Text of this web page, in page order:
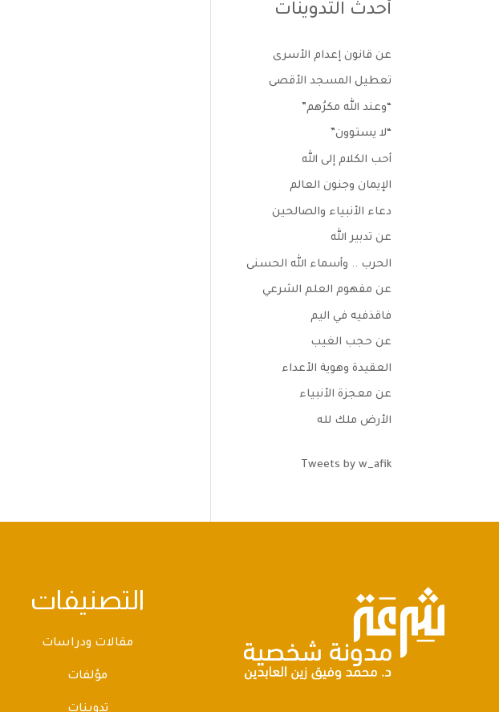
أحدث التدوينات
عن قانون إعدام الأسرى
تعطيل المسجد الأقصى
“وعند الله مكرُهم”
“لا يستوون”
أحب الكلام إلى الله
الإيمان وجنون العالم
دعاء الأنبياء والصالحين
عن تدبير الله
الحرب .. وأسماء الله الحسنى
عن مفهوم العلم الشرعي
فاقذفيه في اليم
عن حجب الغيب
العقيدة وهوية الأعداء
عن معجزة الأنبياء
الأرض ملك لله
Tweets by w_afik
التصنيفات
مقالات ودراسات
مؤلفات